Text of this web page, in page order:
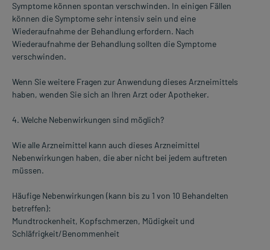
Symptome können spontan verschwinden. In einigen Fällen
können die Symptome sehr intensiv sein und eine
Wiederaufnahme der Behandlung erfordern. Nach
Wiederaufnahme der Behandlung sollten die Symptome
verschwinden.
Wenn Sie weitere Fragen zur Anwendung dieses Arzneimittels
haben, wenden Sie sich an Ihren Arzt oder Apotheker.
4. Welche Nebenwirkungen sind möglich?
Wie alle Arzneimittel kann auch dieses Arzneimittel
Nebenwirkungen haben, die aber nicht bei jedem auftreten
müssen.
Häufige Nebenwirkungen (kann bis zu 1 von 10 Behandelten
betreffen):
Mundtrockenheit, Kopfschmerzen, Müdigkeit und
Schläfrigkeit/Benommenheit